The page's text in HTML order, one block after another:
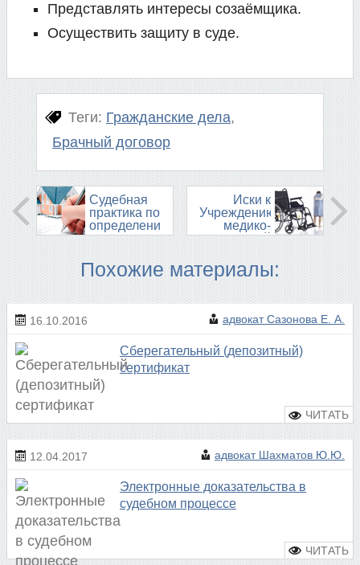
Представлять интересы созаёмщика.
Осуществить защиту в суде.
гражданские дела
брачный договор
Судебная
практика по
определению
пользования
муниципальной
...
Иски к
Учреждению
медико-
социальной
признании
Похожие материалы:
16.10.2016 адвокат Сазонова Е. А.
Сберегательный (депозитный)
сертификат
12.04.2017 адвокат Шахматов Ю.Ю.
Электронные доказательства в
судебном процессе